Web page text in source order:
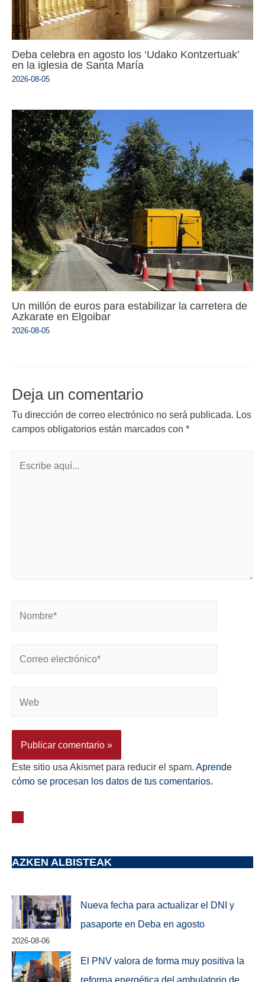
Deba celebra en agosto los ‘Udako Kontzertuak’
en la iglesia de Santa María
2026-08-05
Un millón de euros para estabilizar la carretera de
Azkarate en Elgoibar
2026-08-05
Deja un comentario
Tu dirección de correo electrónico no será publicada. Los
campos obligatorios están marcados con *
Este sitio usa Akismet para reducir el spam. Aprende
cómo se procesan los datos de tus comentarios.
AZKEN ALBISTEAK
Nueva fecha para actualizar el DNI y
pasaporte en Deba en agosto
2026-08-06
El PNV valora de forma muy positiva la
reforma energética del ambulatorio de